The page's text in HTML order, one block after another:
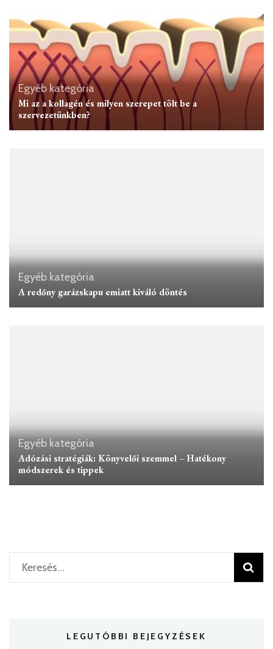
Egyéb kategória
Mi az a kollagén és milyen szerepet tölt be a
szervezetünkben?
Egyéb kategória
A redőny garázskapu emiatt kiváló döntés
Egyéb kategória
Adózási stratégiák: Könyvelői szemmel – Hatékony
módszerek és tippek
Keresés:
LEGUTÓBBI BEJEGYZÉSEK